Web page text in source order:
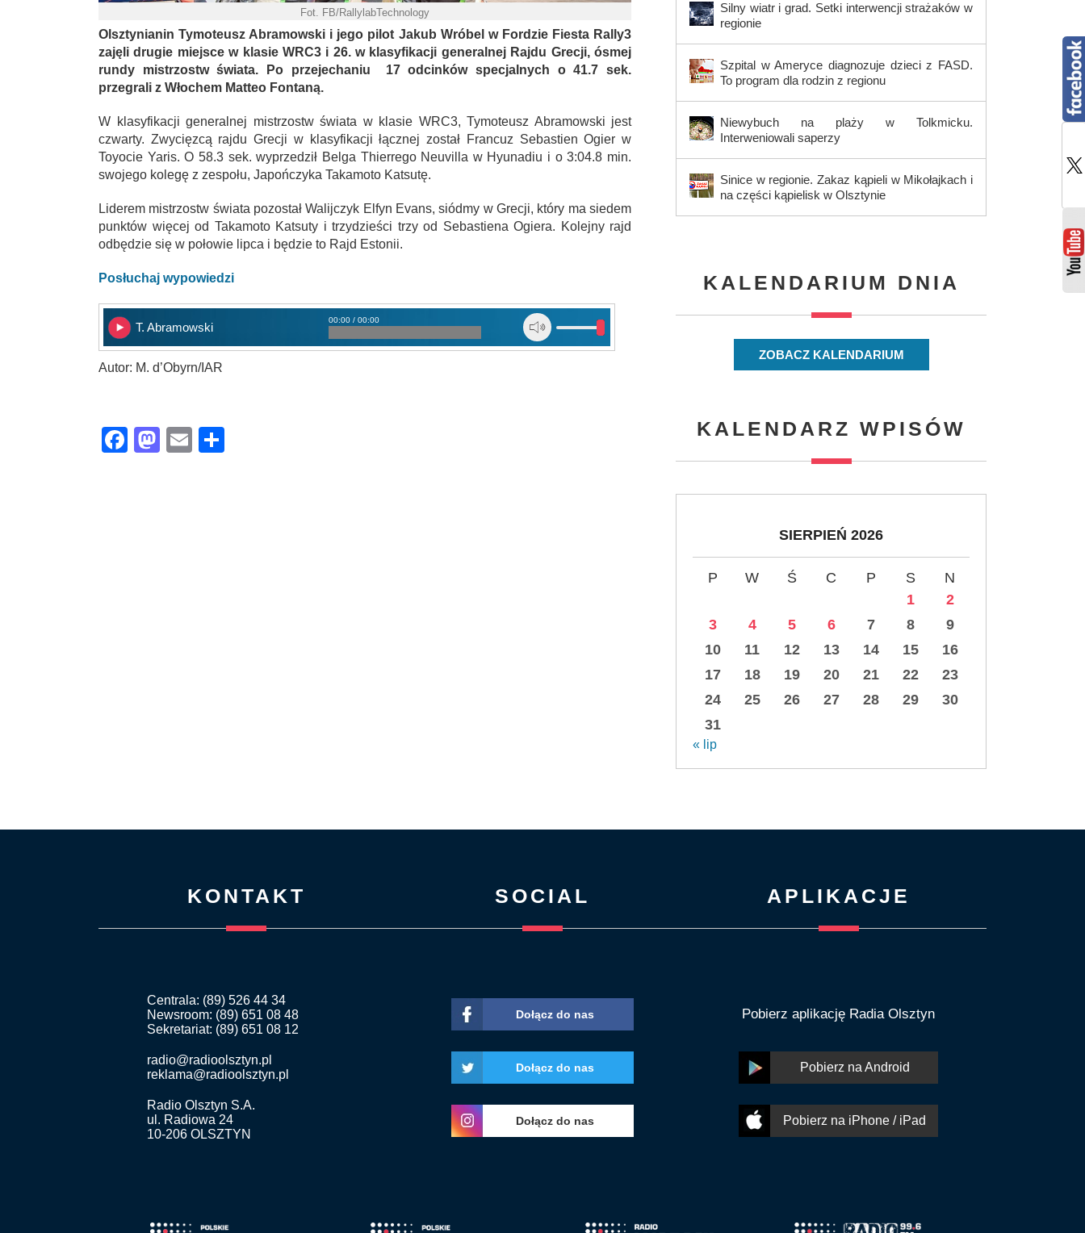
Fot. FB/RallylabTechnology
Olsztynianin Tymoteusz Abramowski i jego pilot Jakub Wróbel w Fordzie Fiesta Rally3
zajęli drugie miejsce w klasie WRC3 i 26. w klasyfikacji generalnej Rajdu Grecji, ósmej
rundy mistrzostw świata. Po przejechaniu 17 odcinków specjalnych o 41.7 sek.
przegrali z Włochem Matteo Fontaną.
W klasyfikacji generalnej mistrzostw świata w klasie WRC3, Tymoteusz Abramowski jest
czwarty. Zwycięzcą rajdu Grecji w klasyfikacji łącznej został Francuz Sebastien Ogier w
Toyocie Yaris. O 58.3 sek. wyprzedził Belga Thierrego Neuvilla w Hyunadiu i o 3:04.8 min.
swojego kolegę z zespołu, Japończyka Takamoto Katsutę.
Liderem mistrzostw świata pozostał Walijczyk Elfyn Evans, siódmy w Grecji, który ma siedem
punktów więcej od Takamoto Katsuty i trzydzieści trzy od Sebastiena Ogiera. Kolejny rajd
odbędzie się w połowie lipca i będzie to Rajd Estonii.
Posłuchaj wypowiedzi
T. Abramowski
00:00 / 00:00
Autor: M. d’Obyrn/IAR
Facebook
Mastodon
Email
Silny wiatr i grad. Setki interwencji strażaków w
regionie
Szpital w Ameryce diagnozuje dzieci z FASD.
To program dla rodzin z regionu
Niewybuch na plaży w Tolkmicku.
Interweniowali saperzy
Sinice w regionie. Zakaz kąpieli w Mikołajkach i
na części kąpielisk w Olsztynie
KALENDARIUM DNIA
ZOBACZ KALENDARIUM
KALENDARZ WPISÓW
SIERPIEŃ 2026
P W Ś C P S
N
1
2
3
4 5 6 7 8
9
10
11 12 13 14 15
16
17
18 19 20 21 22
23
24
25 26 27 28 29
30
31
« lip
KONTAKT
Centrala: (89) 526 44 34
Newsroom: (89) 651 08 48
Sekretariat: (89) 651 08 12
radio@radioolsztyn.pl
reklama@radioolsztyn.pl
Radio Olsztyn S.A.
ul. Radiowa 24
10-206 OLSZTYN
SOCIAL
Dołącz do nas
Dołącz do nas
Dołącz do nas
APLIKACJE
Pobierz aplikację Radia Olsztyn
Pobierz na Android
Pobierz na iPhone / iPad